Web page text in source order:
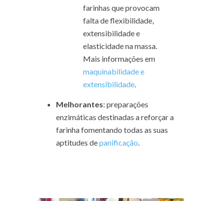
farinhas que provocam
falta de flexibilidade,
extensibilidade e
elasticidade na massa.
Mais informações em
maquinabilidade e
extensibilidade.
Melhorantes: preparações
enzimáticas destinadas a reforçar a
farinha fomentando todas as suas
aptitudes depanificação.